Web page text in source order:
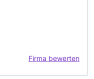
Firma bewerten